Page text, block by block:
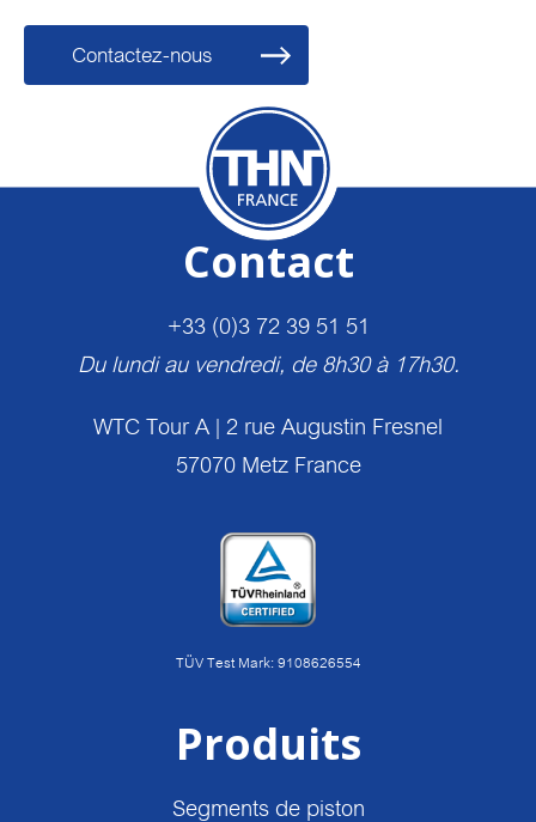
Contactez-nous
Contact
+33 (0)3 72 39 51 51
Du lundi au vendredi, de 8h30 à 17h30.
WTC Tour A | 2 rue Augustin Fresnel
57070 Metz France
TÜV Test Mark: 9108626554
Produits
Segments de piston